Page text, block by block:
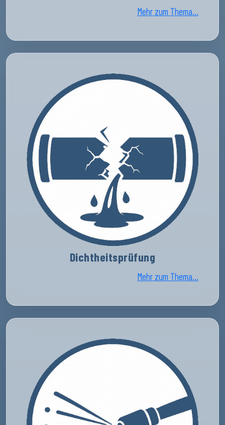
Mehr zum Thema...
Dichtheitsprüfung
Mehr zum Thema...